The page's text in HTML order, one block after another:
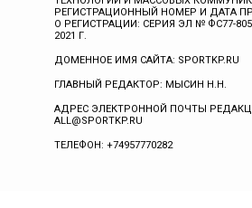
РЕГИСТРАЦИОННЫЙ НОМЕР И ДАТА
О РЕГИСТРАЦИИ: СЕРИЯ ЭЛ № ФС77-
2021 Г.
ДОМЕННОЕ ИМЯ САЙТА: SPORTKP.RU
ГЛАВНЫЙ РЕДАКТОР: МЫСИН Н.Н.
АДРЕС ЭЛЕКТРОННОЙ ПОЧТЫ
ALL@SPORTKP.RU
ТЕЛЕФОН: +74957770282